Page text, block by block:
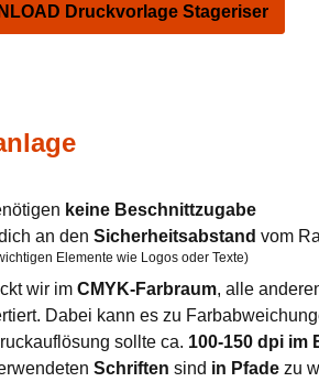
Druckvorlage Stageriser
keine Beschnittzugabe
an den Sicherheitsabstand vom
Elemente wie Logos oder Texte)
wir im CMYK-Farbraum, alle
Dabei kann es zu
sollte ca. 100-150 dpi im
Schriften sind in Pfade zu